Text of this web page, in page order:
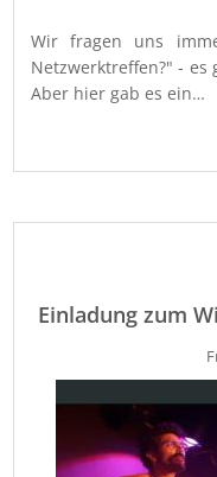
Wir fragen uns
Netzwerktreffen?" -
Aber hier gab es ein…
Einladung zum